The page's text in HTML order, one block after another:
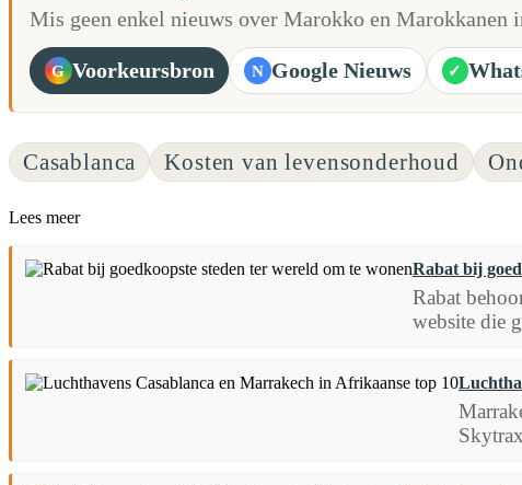
Mis geen enkel nieuws over Marokko en Marokkanen
G Voorkeursbron N Google Nieuws ✓
Casablanca Kosten van levensonderhoud
Lees meer
Rabat bij
Rabat
website die